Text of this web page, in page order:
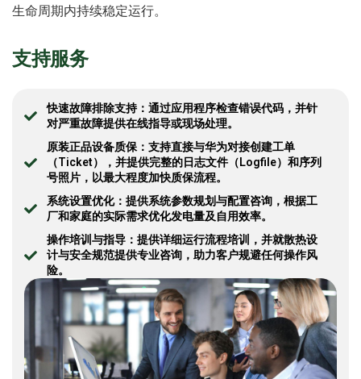
生命周期内持续稳定运行。
支持服务
快速故障排除支持：通过应用程序检查错误代码，并针
对严重故障提供在线指导或现场处理。
原装正品设备质保：支持直接与华为对接创建工单
（Ticket），并提供完整的日志文件（Logfile）和序列
号照片，以最大程度加快质保流程。
系统设置优化：提供系统参数规划与配置咨询，根据工
厂和家庭的实际需求优化发电量及自用效率。
操作培训与指导：提供详细运行流程培训，并就散热设
计与安全规范提供专业咨询，助力客户规避任何操作风
险。